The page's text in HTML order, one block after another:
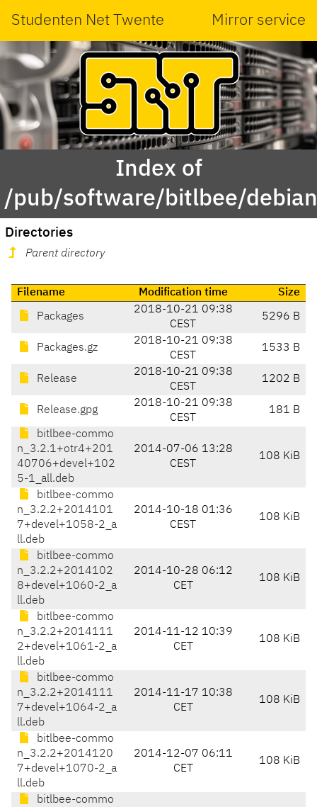
Studenten Net Twente Mirror service
Index of
/pub/software/bitlbee/
Directories
Parent directory
Filename Modification time Size
Packages
2018-10-21 09:38
CEST
5296 B
Packages.gz
2018-10-21 09:38
CEST
1533 B
Release
2018-10-21 09:38
CEST
1202 B
Release.gpg
2018-10-21 09:38
CEST
181 B
bitlbee-commo
n_3.2.1+otr4+201
40706+devel+102
5-1_all.deb
2014-07-06 13:28
CEST
108 KiB
bitlbee-commo
n_3.2.2+2014101
7+devel+1058-2_a
ll.deb
2014-10-18 01:36
CEST
108 KiB
bitlbee-commo
n_3.2.2+2014102
8+devel+1060-2_a
ll.deb
2014-10-28 06:12
CET
108 KiB
bitlbee-commo
n_3.2.2+2014111
2+devel+1061-2_a
ll.deb
2014-11-12 10:39
CET
108 KiB
bitlbee-commo
n_3.2.2+2014111
7+devel+1064-2_a
ll.deb
2014-11-17 10:38
CET
108 KiB
bitlbee-commo
n_3.2.2+2014120
7+devel+1070-2_a
ll.deb
2014-12-07 06:11
CET
108 KiB
bitlbee-commo